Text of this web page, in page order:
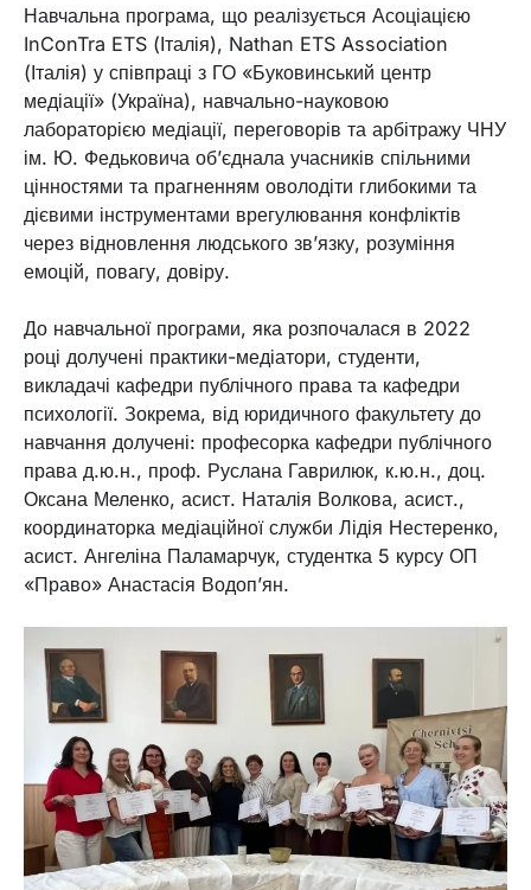
Навчальна програма, що реалізується Асоціацією
InConTra ETS (Італія), Nathan ETS Association
(Італія) у співпраці з ГО «Буковинський центр
медіації» (Україна), навчально-науковою
лабораторією медіації, переговорів та арбітражу ЧНУ
ім. Ю. Федьковича об’єднала учасників спільними
цінностями та прагненням оволодіти глибокими та
дієвими інструментами врегулювання конфліктів
через відновлення людського зв’язку, розуміння
емоцій, повагу, довіру.
До навчальної програми, яка розпочалася в 2022
році долучені практики-медіатори, студенти,
викладачі кафедри публічного права та кафедри
психології. Зокрема, від юридичного факультету до
навчання долучені: професорка кафедри публічного
права д.ю.н., проф. Руслана Гаврилюк, к.ю.н., доц.
Оксана Меленко, асист. Наталія Волкова, асист.,
координаторка медіаційної служби Лідія Нестеренко,
асист. Ангеліна Паламарчук, студентка 5 курсу ОП
«Право» Анастасія Водоп’ян.